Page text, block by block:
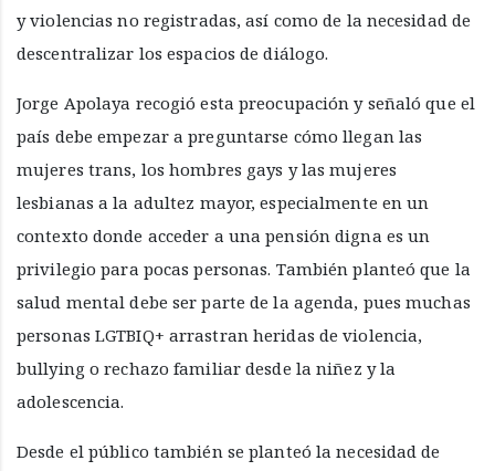
y violencias no registradas, así como de la necesidad de
descentralizar los espacios de diálogo.
Jorge Apolaya recogió esta preocupación y señaló que el
país debe empezar a preguntarse cómo llegan las
mujeres trans, los hombres gays y las mujeres
lesbianas a la adultez mayor, especialmente en un
contexto donde acceder a una pensión digna es un
privilegio para pocas personas. También planteó que la
salud mental debe ser parte de la agenda, pues muchas
personas LGTBIQ+ arrastran heridas de violencia,
bullying o rechazo familiar desde la niñez y la
adolescencia.
Desde el público también se planteó la necesidad de